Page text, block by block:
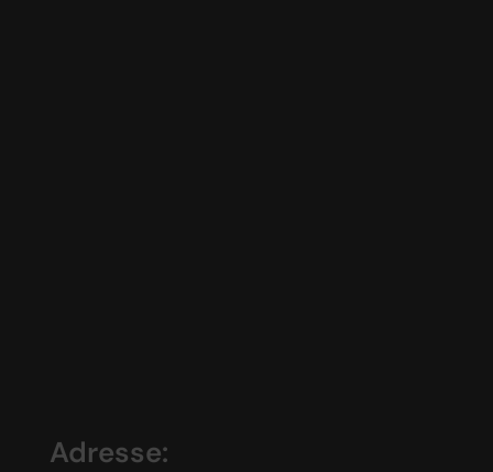
Adresse: